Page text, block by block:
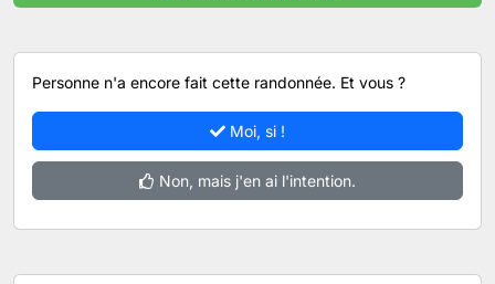
Personne n'a encore fait cette randonnée. Et vous ?
Moi, si !
Non, mais j'en ai l'intention.